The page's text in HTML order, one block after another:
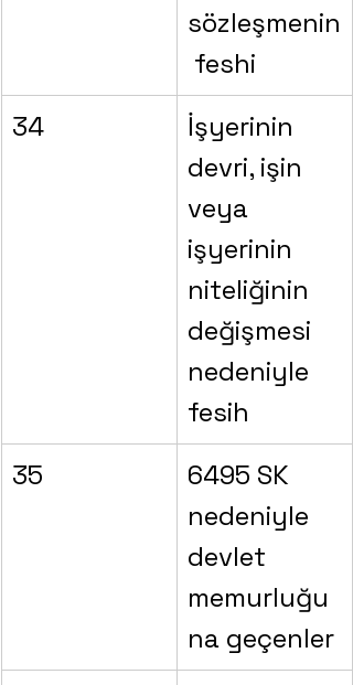
sözleşmenin
feshi
34
İşyerinin
devri, işin
veya
işyerinin
niteliğinin
değişmesi
nedeniyle
fesih
35
6495 SK
nedeniyle
devlet
memurluğu
na geçenler